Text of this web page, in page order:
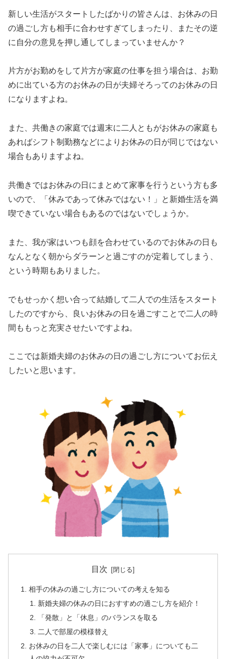
新しい生活がスタートしたばかりの皆さんは、お休みの日
の過ごし方も相手に合わせすぎてしまったり、またその逆
に自分の意見を押し通してしまっていませんか？
片方がお勤めをして片方が家庭の仕事を担う場合は、お勤
めに出ている方のお休みの日が夫婦そろってのお休みの日
になりますよね。
また、共働きの家庭では週末に二人ともがお休みの家庭も
あればシフト制勤務などによりお休みの日が同じではない
場合もありますよね。
共働きではお休みの日にまとめて家事を行うという方も多
いので、「休みであって休みではない！」と新婚生活を満
喫できていない場合もあるのではないでしょうか。
また、我が家はいつも顔を合わせているのでお休みの日も
なんとなく朝からダラーンと過ごすのが定着してしまう、
という時期もありました。
でもせっかく想い合って結婚して二人での生活をスタート
したのですから、良いお休みの日を過ごすことで二人の時
間ももっと充実させたいですよね。
ここでは新婚夫婦のお休みの日の過ごし方についてお伝え
したいと思います。
目次
相手の休みの過ごし方についての考えを知る
新婚夫婦の休みの日におすすめの過ごし方を紹介！
「発散」と「休息」のバランスを取る
二人で部屋の模様替え
お休みの日を二人で楽しむには「家事」についても二